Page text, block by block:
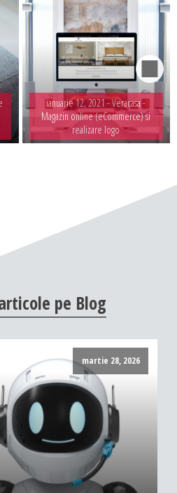
ianuarie 12, 2021 -Veracasa -
Magazin online (eCommerce) si
realizare logo
pe Blog
martie 28, 2026